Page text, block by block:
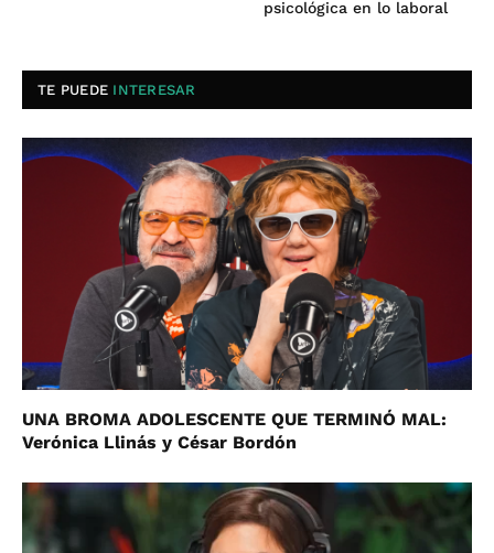
psicológica en lo laboral
TE PUEDE INTERESAR
UNA BROMA ADOLESCENTE QUE TERMINÓ MAL:
Verónica Llinás y César Bordón